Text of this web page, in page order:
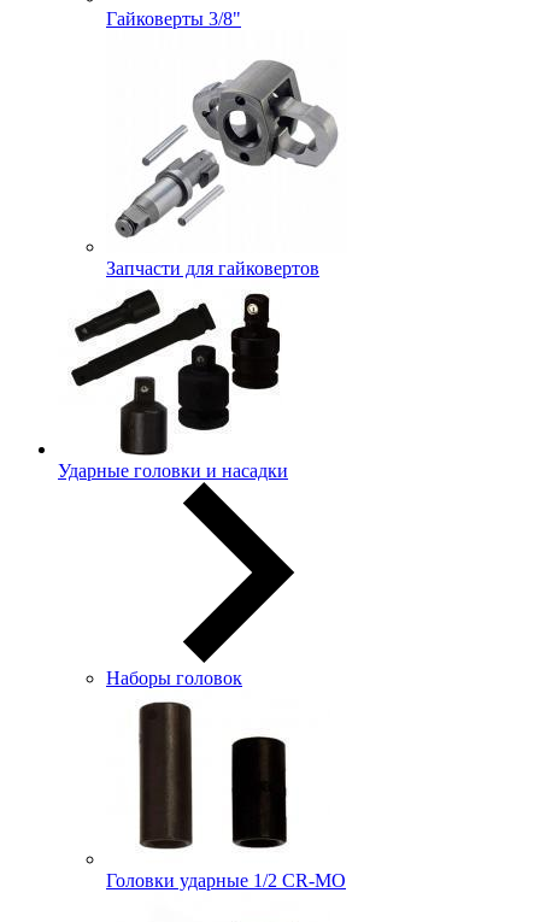
Гайковерты 3/8"
Запчасти для гайковертов
Ударные головки и насадки
Наборы головок
Головки ударные 1/2 CR-MO